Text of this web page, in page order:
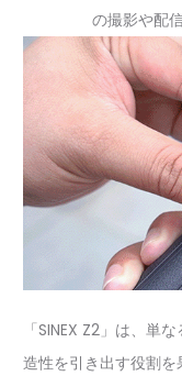
の撮影や配
「SINEX Z2」は、単
造性を引き出す役割